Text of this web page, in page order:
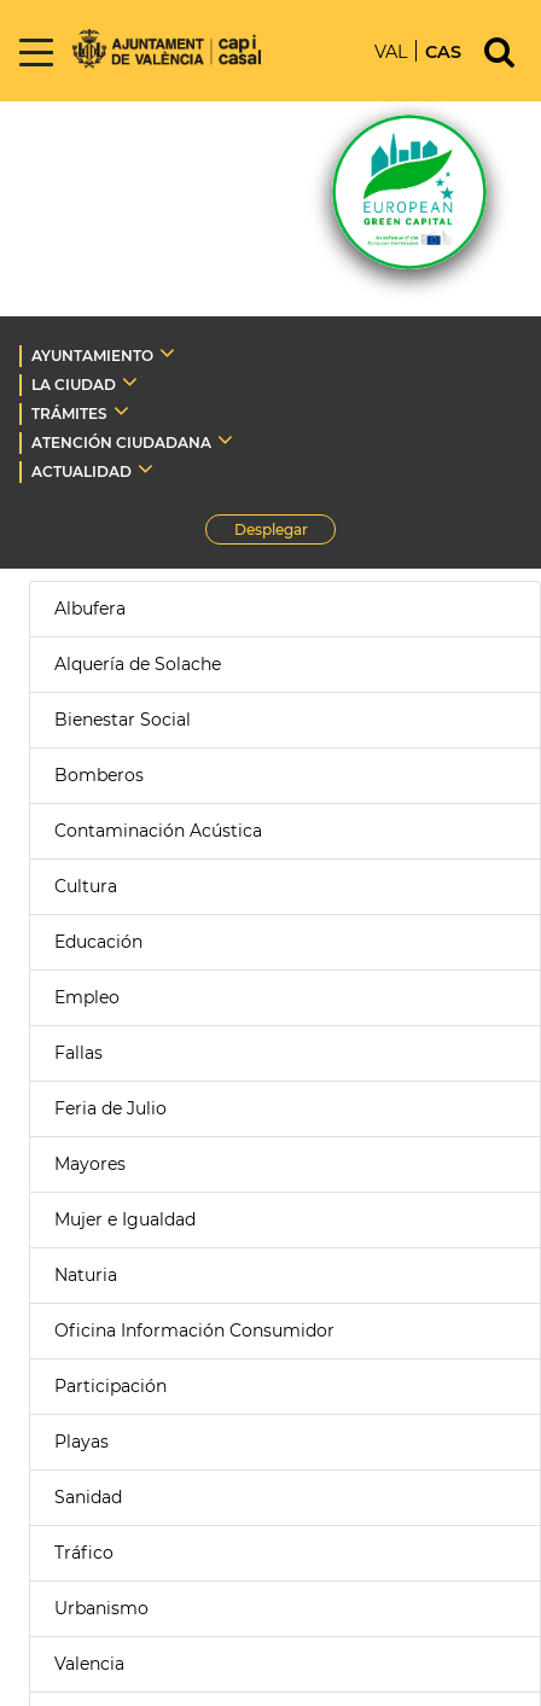
VAL CAS
AYUNTAMIENTO
LA CIUDAD
TRÁMITES
ATENCIÓN CIUDADANA
ACTUALIDAD
Desplegar
Albufera
Alquería de Solache
Bienestar Social
Bomberos
Contaminación Acústica
Cultura
Educación
Empleo
Fallas
Feria de Julio
Mayores
Mujer e Igualdad
Naturia
Oficina Información Consumidor
Participación
Playas
Sanidad
Tráfico
Urbanismo
Valencia